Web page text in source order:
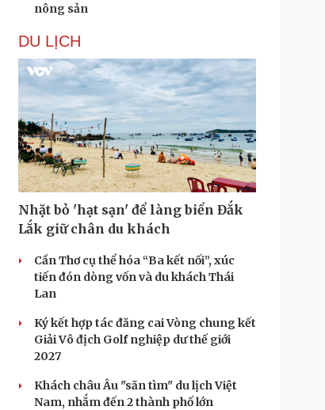
nông sản
DU LỊCH
Nhặt bỏ 'hạt sạn' để làng biển Đắk
Lắk giữ chân du khách
Cần Thơ cụ thể hóa “Ba kết nối”, xúc
tiến đón dòng vốn và du khách Thái
Lan
Ký kết hợp tác đăng cai Vòng chung kết
Giải Vô địch Golf nghiệp dư thế giới
2027
Khách châu Âu "săn tìm" du lịch Việt
Nam, nhắm đến 2 thành phố lớn